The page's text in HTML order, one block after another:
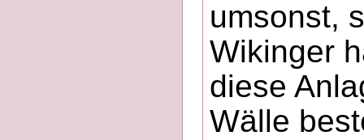
umsonst,
Wikinger
diese
Wälle